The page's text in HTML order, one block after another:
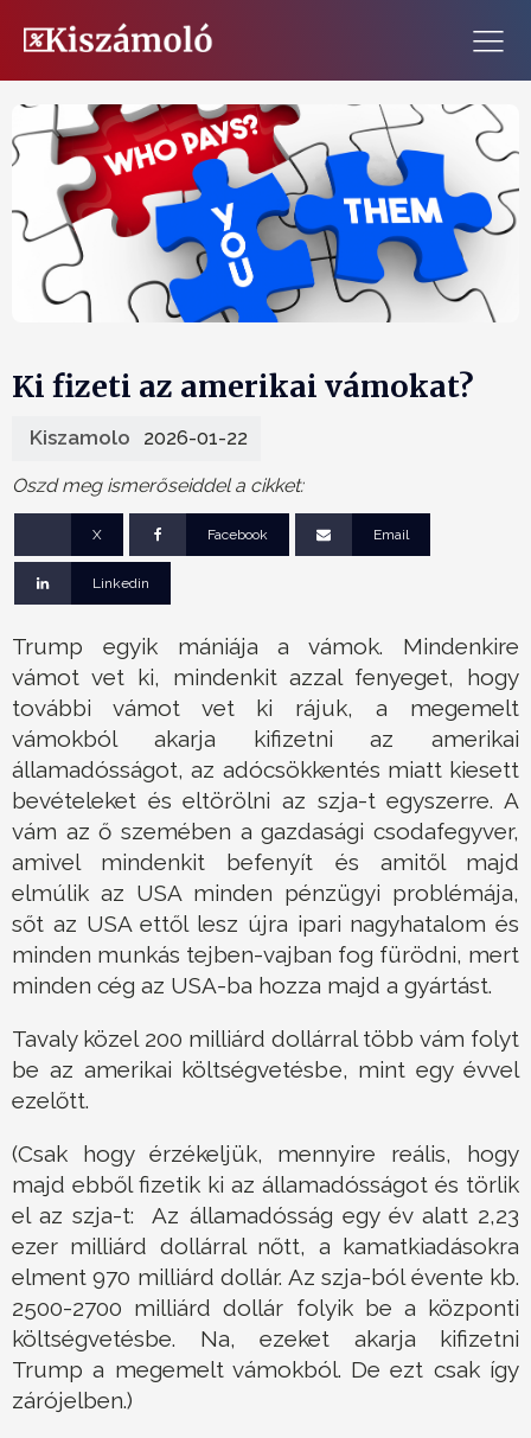
Ki fizeti az amerikai vámokat?
Kiszamolo 2026-01-22
Oszd meg ismerőseiddel a cikket:
X Facebook Email
Linkedin
Trump egyik mániája a vámok. Mindenkire
vámot vet ki, mindenkit azzal fenyeget, hogy
további vámot vet ki rájuk, a megemelt
vámokból akarja kifizetni az amerikai
államadósságot, az adócsökkentés miatt kiesett
bevételeket és eltörölni az szja-t egyszerre. A
vám az ő szemében a gazdasági csodafegyver,
amivel mindenkit befenyít és amitől majd
elmúlik az USA minden pénzügyi problémája,
sőt az USA ettől lesz újra ipari nagyhatalom és
minden munkás tejben-vajban fog fürödni, mert
minden cég az USA-ba hozza majd a gyártást.
Tavaly közel 200 milliárd dollárral több vám folyt
be az amerikai költségvetésbe, mint egy évvel
ezelőtt.
(Csak hogy érzékeljük, mennyire reális, hogy
majd ebből fizetik ki az államadósságot és törlik
el az szja-t: Az államadósság egy év alatt 2,23
ezer milliárd dollárral nőtt, a kamatkiadásokra
elment 970 milliárd dollár. Az szja-ból évente kb.
2500-2700 milliárd dollár folyik be a központi
költségvetésbe. Na, ezeket akarja kifizetni
Trump a megemelt vámokból. De ezt csak így
zárójelben.)